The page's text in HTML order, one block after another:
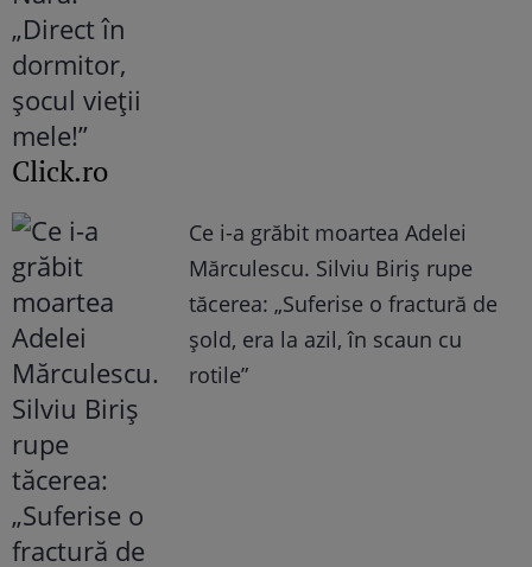
Click.ro
Ce i-a grăbit moartea Adelei
Mărculescu. Silviu Biriș rupe
tăcerea: „Suferise o fractură de
șold, era la azil, în scaun cu
rotile”